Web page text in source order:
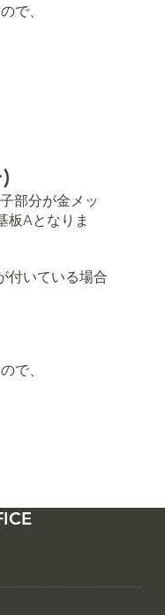
で、
で、
部分が金メッ
板Aとなりま
付いている場合